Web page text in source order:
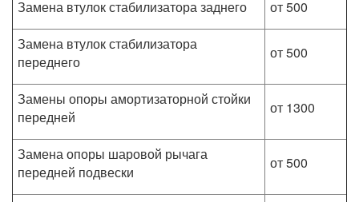
Замена втулок стабилизатора заднего
от 500
Замена втулок стабилизатора
переднего
от 500
Замены опоры амортизаторной стойки
передней
от 1300
Замена опоры шаровой рычага
передней подвески
от 500